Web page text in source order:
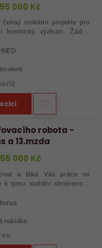
000 Kč
unikátní projekty pro
výzkum. Žádná
robota -
a 13.mzda
000 Kč
a láká Vás práce se
týmu stabilní strojírenské
své zkušenosti se
nabídka